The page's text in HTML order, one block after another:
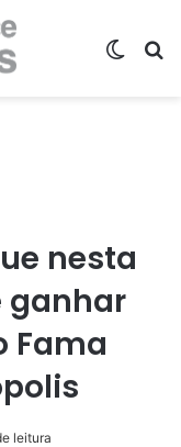
nesta
ganhar
Fama
leitura